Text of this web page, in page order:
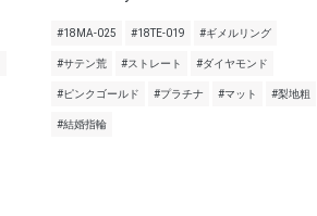
#18MA-025 #18TE-019 #ギメルリング
#サテン荒 #ストレート #ダイヤモンド
#ピンクゴールド #プラチナ #マット #梨地粗
#結婚指輪